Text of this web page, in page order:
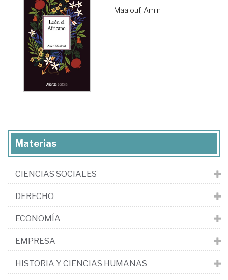
Maalouf, Amin
Materias
CIENCIAS SOCIALES
DERECHO
ECONOMÍA
EMPRESA
HISTORIA Y CIENCIAS HUMANAS